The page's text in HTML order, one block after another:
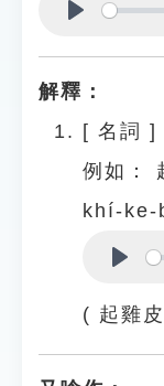
遊戲專區
貓頭鷹博士
解釋：
[ 名詞 ]
例如：
khí-ke-
( 起雞